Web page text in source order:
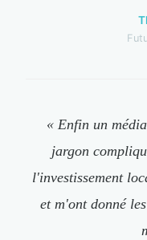
« Enfin un
jargon
l'investissement
et m'ont donné